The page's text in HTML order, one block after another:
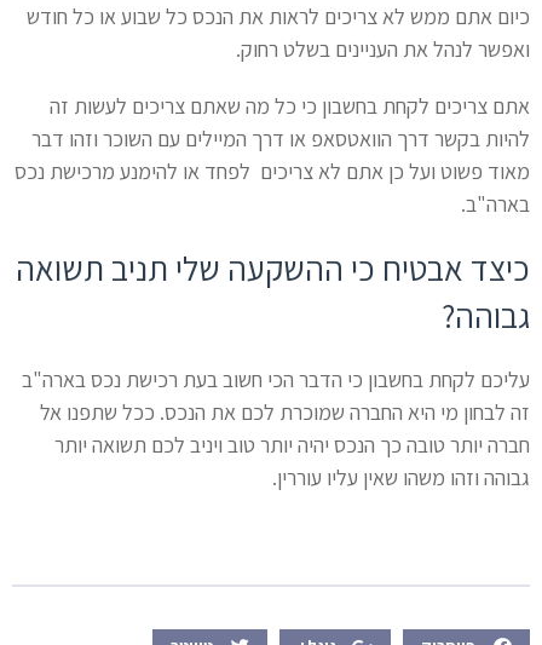
כיום אתם ממש לא צריכים לראות את הנכס כל שבוע או כל חודש
ואפשר לנהל את העניינים בשלט רחוק.
אתם צריכים לקחת בחשבון כי כל מה שאתם צריכים לעשות זה
להיות בקשר דרך הוואטסאפ או דרך המיילים עם השוכר וזהו דבר
מאוד פשוט ועל כן אתם לא צריכים לפחד או להימנע מרכישת נכס
בארה"ב.
כיצד אבטיח כי ההשקעה שלי תניב תשואה
גבוהה?
עליכם לקחת בחשבון כי הדבר הכי חשוב בעת רכישת נכס בארה"ב
זה לבחון מי היא החברה שמוכרת לכם את הנכס. ככל שתפנו אל
חברה יותר טובה כך הנכס יהיה יותר טוב ויניב לכם תשואה יותר
גבוהה וזהו משהו שאין עליו עוררין.